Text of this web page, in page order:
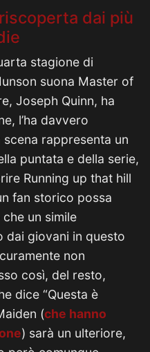
dai più
stagione di
suona Master of
Joseph Quinn, ha
l’ha davvero
rappresenta un
puntata e della serie,
Running up that hill
fan storico possa
un simile
dai giovani in questo
non
così, del resto,
dice “Questa è
(che hanno
) sarà un ulteriore,